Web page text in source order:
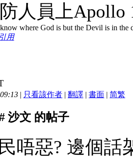
人員上Apollo
where God is but the Devil is in the
引用
| 只看該作者 | 翻譯 | 書面 | 简繁
沙文 的帖子
唔惡? 邊個話